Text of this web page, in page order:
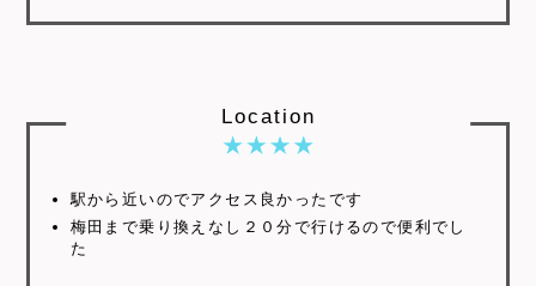
Location
駅から近いのでアクセス良かったです
梅田まで乗り換えなし２０分で行けるので便利でし
た